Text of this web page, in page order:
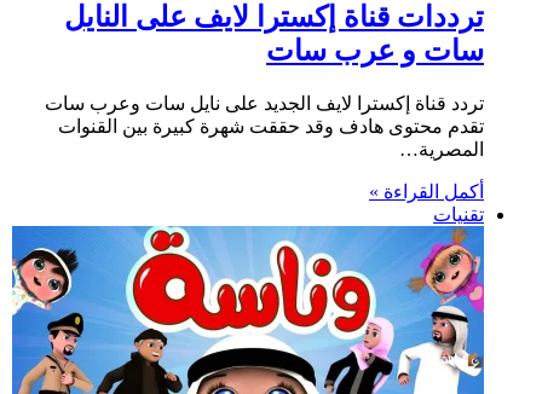
ترددات قناة إكسترا لايف على النايل
سات و عرب سات
تردد قناة إكسترا لايف الجديد على نايل سات وعرب سات
تقدم محتوى هادف وقد حققت شهرة كبيرة بين القنوات
المصرية…
أكمل القراءة »
تقنيات